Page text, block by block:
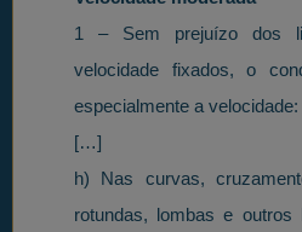
1 – Sem prejuízo dos
velocidade fixados, o
especialmente a velocidade:
[…]
h) Nas curvas,
rotundas, lombas e outros